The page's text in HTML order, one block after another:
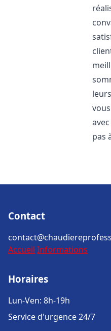
pas
Contact
Accueil Informations
Horaires
Lun-Ven: 8h-19h
Service d'urgence 24/7